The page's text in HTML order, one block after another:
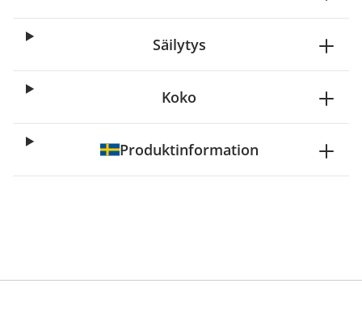
Säilytys
Koko
Produktinformation